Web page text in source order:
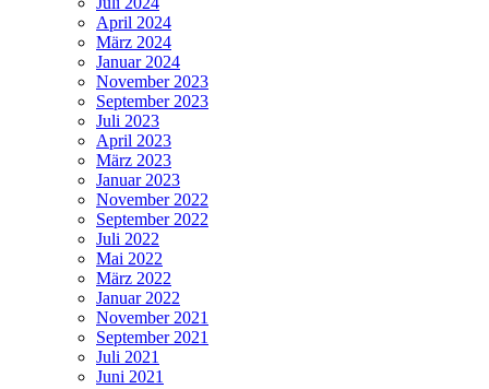
April 2024
März 2024
Januar 2024
November 2023
September 2023
Juli 2023
April 2023
März 2023
Januar 2023
November 2022
September 2022
Juli 2022
Mai 2022
März 2022
Januar 2022
November 2021
September 2021
Juli 2021
Juni 2021